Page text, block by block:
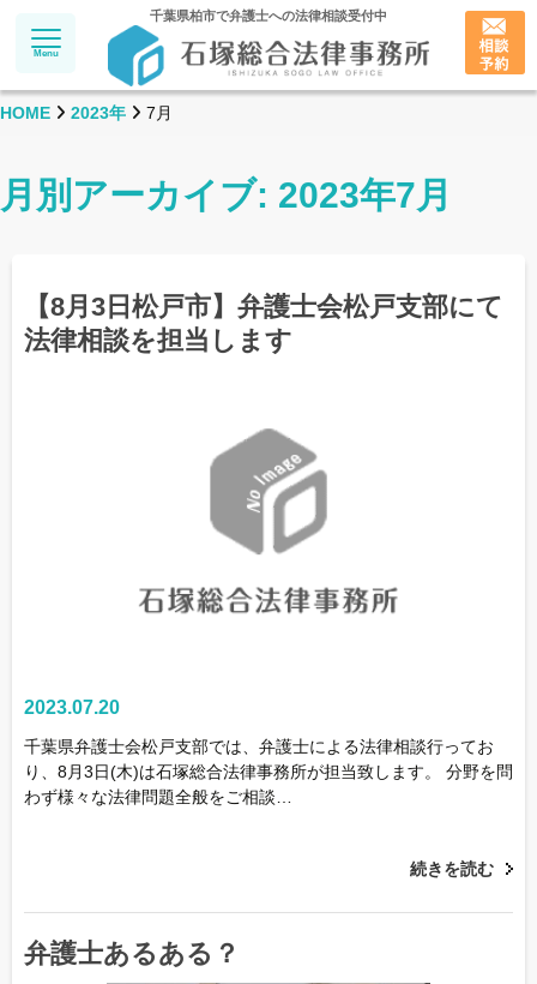
千葉県柏市で弁護士への法律相談受付中
HOME 2023年 7月
月別アーカイブ: 2023年7月
【8月3日松戸市】弁護士会松戸支部にて
法律相談を担当します
2023.07.20
千葉県弁護士会松戸支部では、弁護士による法律相談行ってお
り、8月3日(木)は石塚総合法律事務所が担当致します。 分野を問
わず様々な法律問題全般をご相談…
続きを読む
弁護士あるある？
Menu